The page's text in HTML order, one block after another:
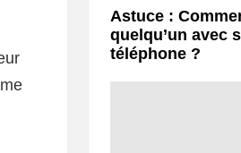
Astuce :
quelqu’un avec
téléphone ?